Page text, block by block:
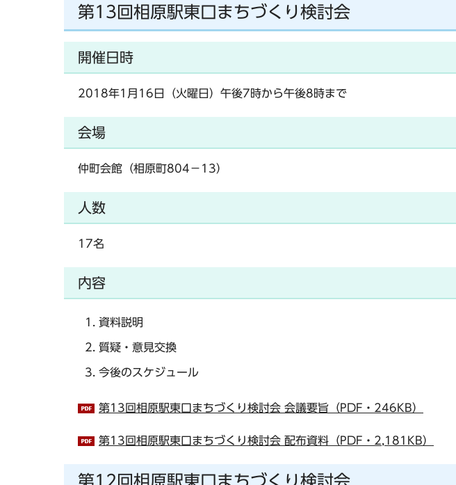
第13回相原駅東口まちづくり検討会
開催日時
2018年1月16日（火曜日）午後7時から午後8時まで
会場
仲町会館（相原町804－13）
人数
17名
内容
資料説明
質疑・意見交換
今後のスケジュール
第13回相原駅東口まちづくり検討会 会議要旨（PDF・246KB）
第13回相原駅東口まちづくり検討会 配布資料（PDF・2,181KB）
第12回相原駅東口まちづくり検討会